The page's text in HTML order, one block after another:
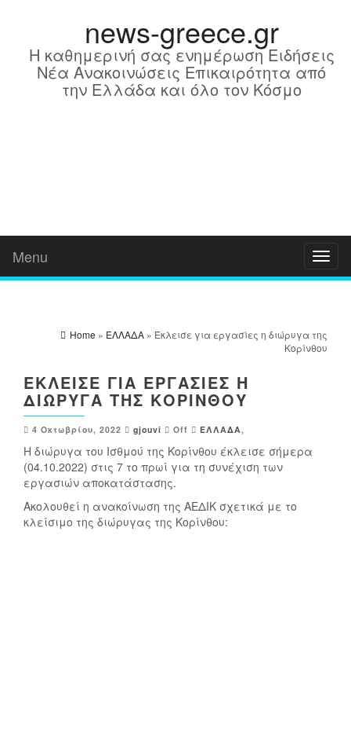
news-greece.gr
Η καθημερινή σας ενημέρωση Ειδήσεις
Νέα Ανακοινώσεις Επικαιρότητα από
την Ελλάδα και όλο τον Κόσμο
Menu
Home » ΕΛΛΑΔΑ » Έκλεισε για εργασίες η διώρυγα της
Κορίνθου
ΈΚΛΕΙΣΕ ΓΙΑ ΕΡΓΑΣΊΕΣ Η
ΔΙΏΡΥΓΑ ΤΗΣ ΚΟΡΊΝΘΟΥ
4 Οκτωβρίου, 2022 gjouvi Off ΕΛΛΑΔΑ,
Η διώρυγα του Ισθμού της Κορίνθου έκλεισε σήμερα
(04.10.2022) στις 7 το πρωί για τη συνέχιση των
εργασιών αποκατάστασης.
Ακολουθεί η ανακοίνωση της ΑΕΔΙΚ σχετικά με το
κλείσιμο της διώρυγας της Κορίνθου: